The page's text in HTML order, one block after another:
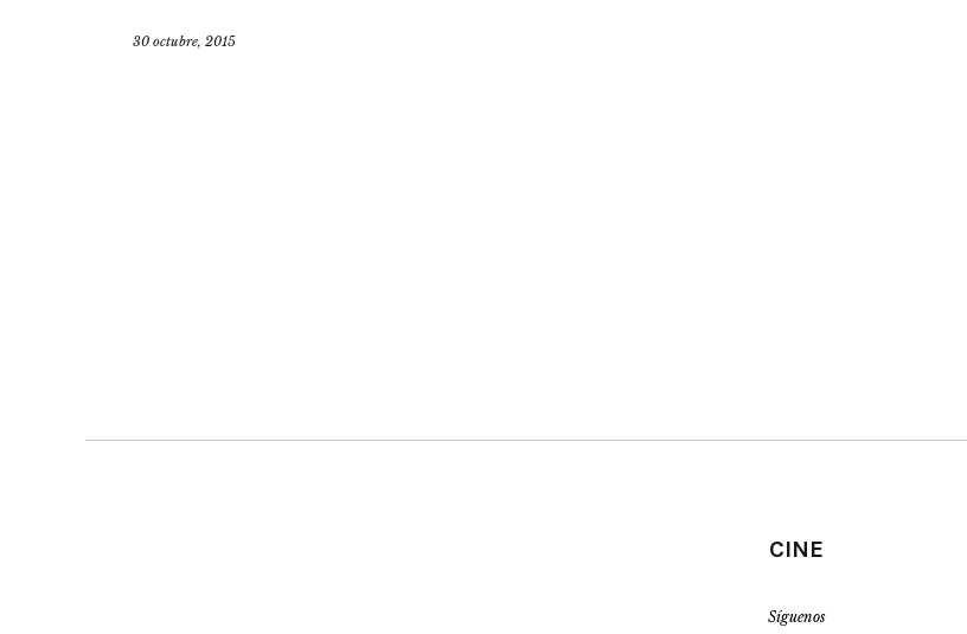
30 octubre, 2015
CINE
Síguenos